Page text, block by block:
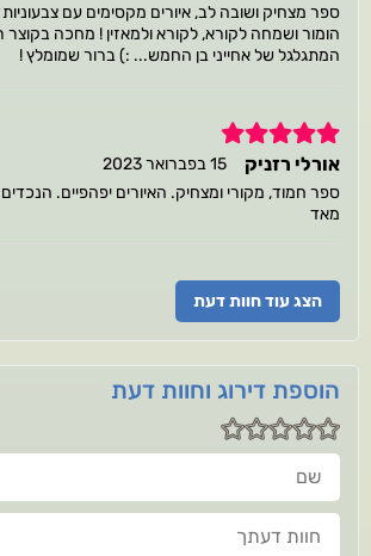
ספר מצחיק ושובה לב, איורים מקסימים עם
הומור ושמחה לקורא, לקורא ולמאזין ! מחכה בקוצר
המתגלגל של אחייני בן החמש... :) ברור שמומלץ !
5
אורלי רזניק
15 בפברואר 2023
ספר חמוד, מקורי ומצחיק. האיורים יפהפיים.
מאד
הצג עוד חוות דעת
הוספת דירוג וחוות דעת
שם
חוות דעתך